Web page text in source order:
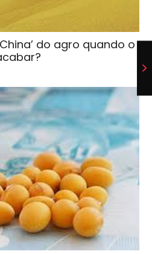
do agro quando o